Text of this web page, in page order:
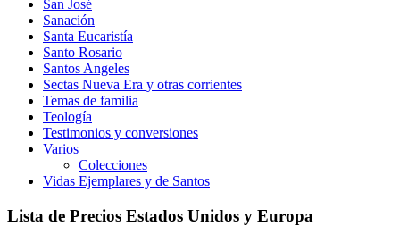
San José
Sanación
Santa Eucaristía
Santo Rosario
Santos Angeles
Sectas Nueva Era y otras corrientes
Temas de familia
Teología
Testimonios y conversiones
Varios
Colecciones
Vidas Ejemplares y de Santos
Lista de Precios Estados Unidos y Europa